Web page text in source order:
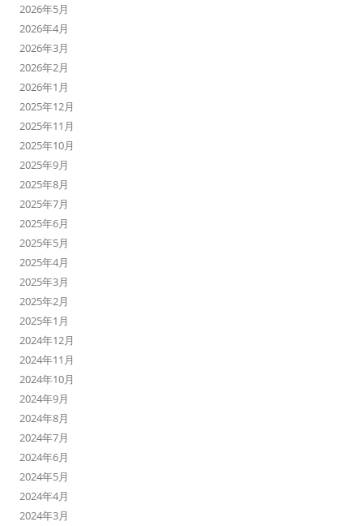
2026年5月
2026年4月
2026年3月
2026年2月
2026年1月
2025年12月
2025年11月
2025年10月
2025年9月
2025年8月
2025年7月
2025年6月
2025年5月
2025年4月
2025年3月
2025年2月
2025年1月
2024年12月
2024年11月
2024年10月
2024年9月
2024年8月
2024年7月
2024年6月
2024年5月
2024年4月
2024年3月